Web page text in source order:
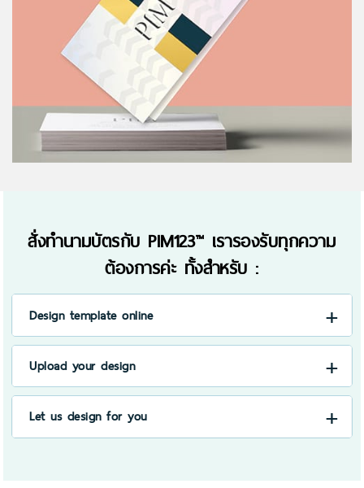
สั่งทำนามบัตรกับ PIM123™ เรารองรับทุกความ
ต้องการค่ะ ทั้งสำหรับ :
Design template online
Upload your design
Let us design for you